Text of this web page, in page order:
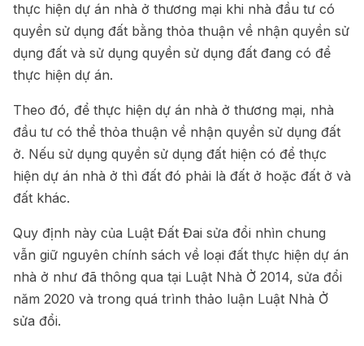
thực hiện dự án nhà ở thương mại khi nhà đầu tư có
quyền sử dụng đất bằng thỏa thuận về nhận quyền sử
dụng đất và sử dụng quyền sử dụng đất đang có để
thực hiện dự án.
Theo đó, để thực hiện dự án nhà ở thương mại, nhà
đầu tư có thể thỏa thuận về nhận quyền sử dụng đất
ở. Nếu sử dụng quyền sử dụng đất hiện có để thực
hiện dự án nhà ở thì đất đó phải là đất ở hoặc đất ở và
đất khác.
Quy định này của Luật Đất Đai sửa đổi nhìn chung
vẫn giữ nguyên chính sách về loại đất thực hiện dự án
nhà ở như đã thông qua tại Luật Nhà Ở 2014, sửa đổi
năm 2020 và trong quá trình thảo luận Luật Nhà Ở
sửa đổi.